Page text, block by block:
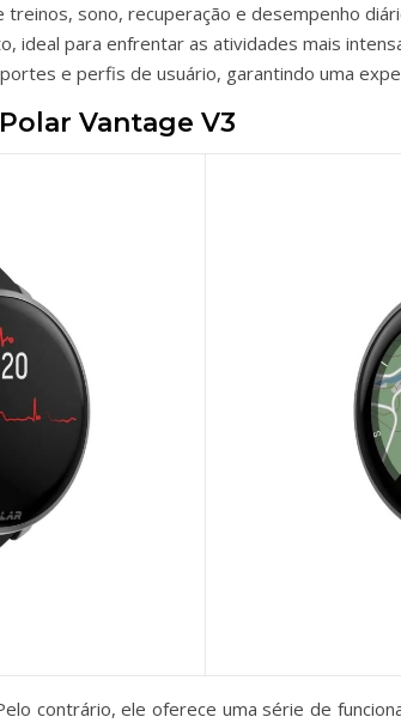
sono, recuperação e desempenho
ideal para enfrentar as atividades mais
e perfis de usuário, garantindo uma
Vantage V3
contrário, ele oferece uma série de